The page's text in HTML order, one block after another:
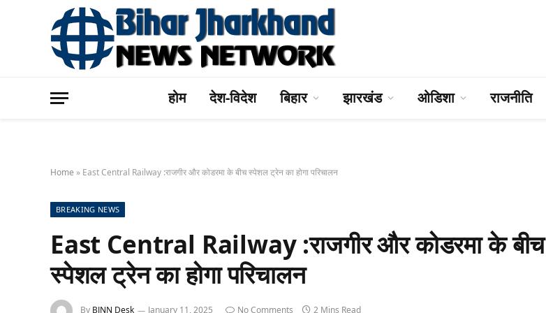
होम देश-विदेश बिहार झारखंड ओडिशा राजनीति
Home » East Central Railway :राजगीर और कोडरमा के बीच स्पेशल ट्रेन का होगा परिचालन
BREAKING NEWS
East Central Railway :राजगीर और कोडरमा के बीच
स्पेशल ट्रेन का होगा परिचालन
By BJNN Desk January 11, 2025 No Comments 2 Mins Read